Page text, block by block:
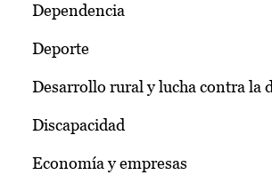
Dependencia
Deporte
Desarrollo rural y lucha contra la
Discapacidad
Economía y empresas